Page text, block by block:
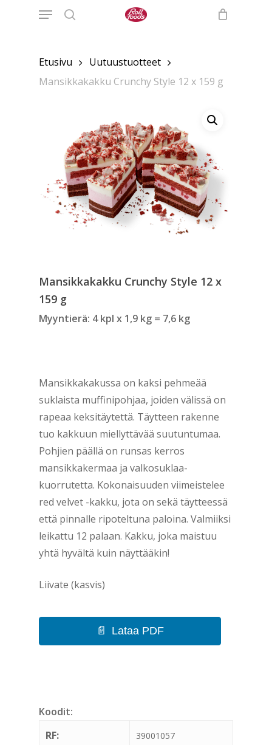
Menu
Etusivu
Uutuustuotteet
Mansikkakakku Crunchy Style 12 x 159 g
Mansikkakakku Crunchy Style 12 x
159 g
Myyntierä: 4 kpl x 1,9 kg = 7,6 kg
Mansikkakakussa on kaksi pehmeää
suklaista muffinipohjaa, joiden välissä on
rapeaa keksitäytettä. Täytteen rakenne
tuo kakkuun miellyttävää suutuntumaa.
Pohjien päällä on runsas kerros
mansikkakermaa ja valkosuklaa-
kuorrutetta. Kokonaisuuden viimeistelee
red velvet -kakku, jota on sekä täytteessä
että pinnalle ripoteltuna paloina. Valmiiksi
leikattu 12 palaan. Kakku, joka maistuu
yhtä hyvältä kuin näyttääkin!
Liivate (kasvis)
Lataa PDF
Koodit:
RF:
39001057